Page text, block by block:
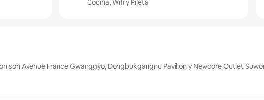
Cocina, Wifi y Pileta
son Avenue France Gwanggyo, Dongbukgangnu Pavilion y Newcore Outlet